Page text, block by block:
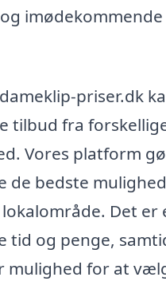
imødekommende
priser.dk
tilbud fra
Vores platform
de bedste
Det er
tid og penge,
mulighed for at